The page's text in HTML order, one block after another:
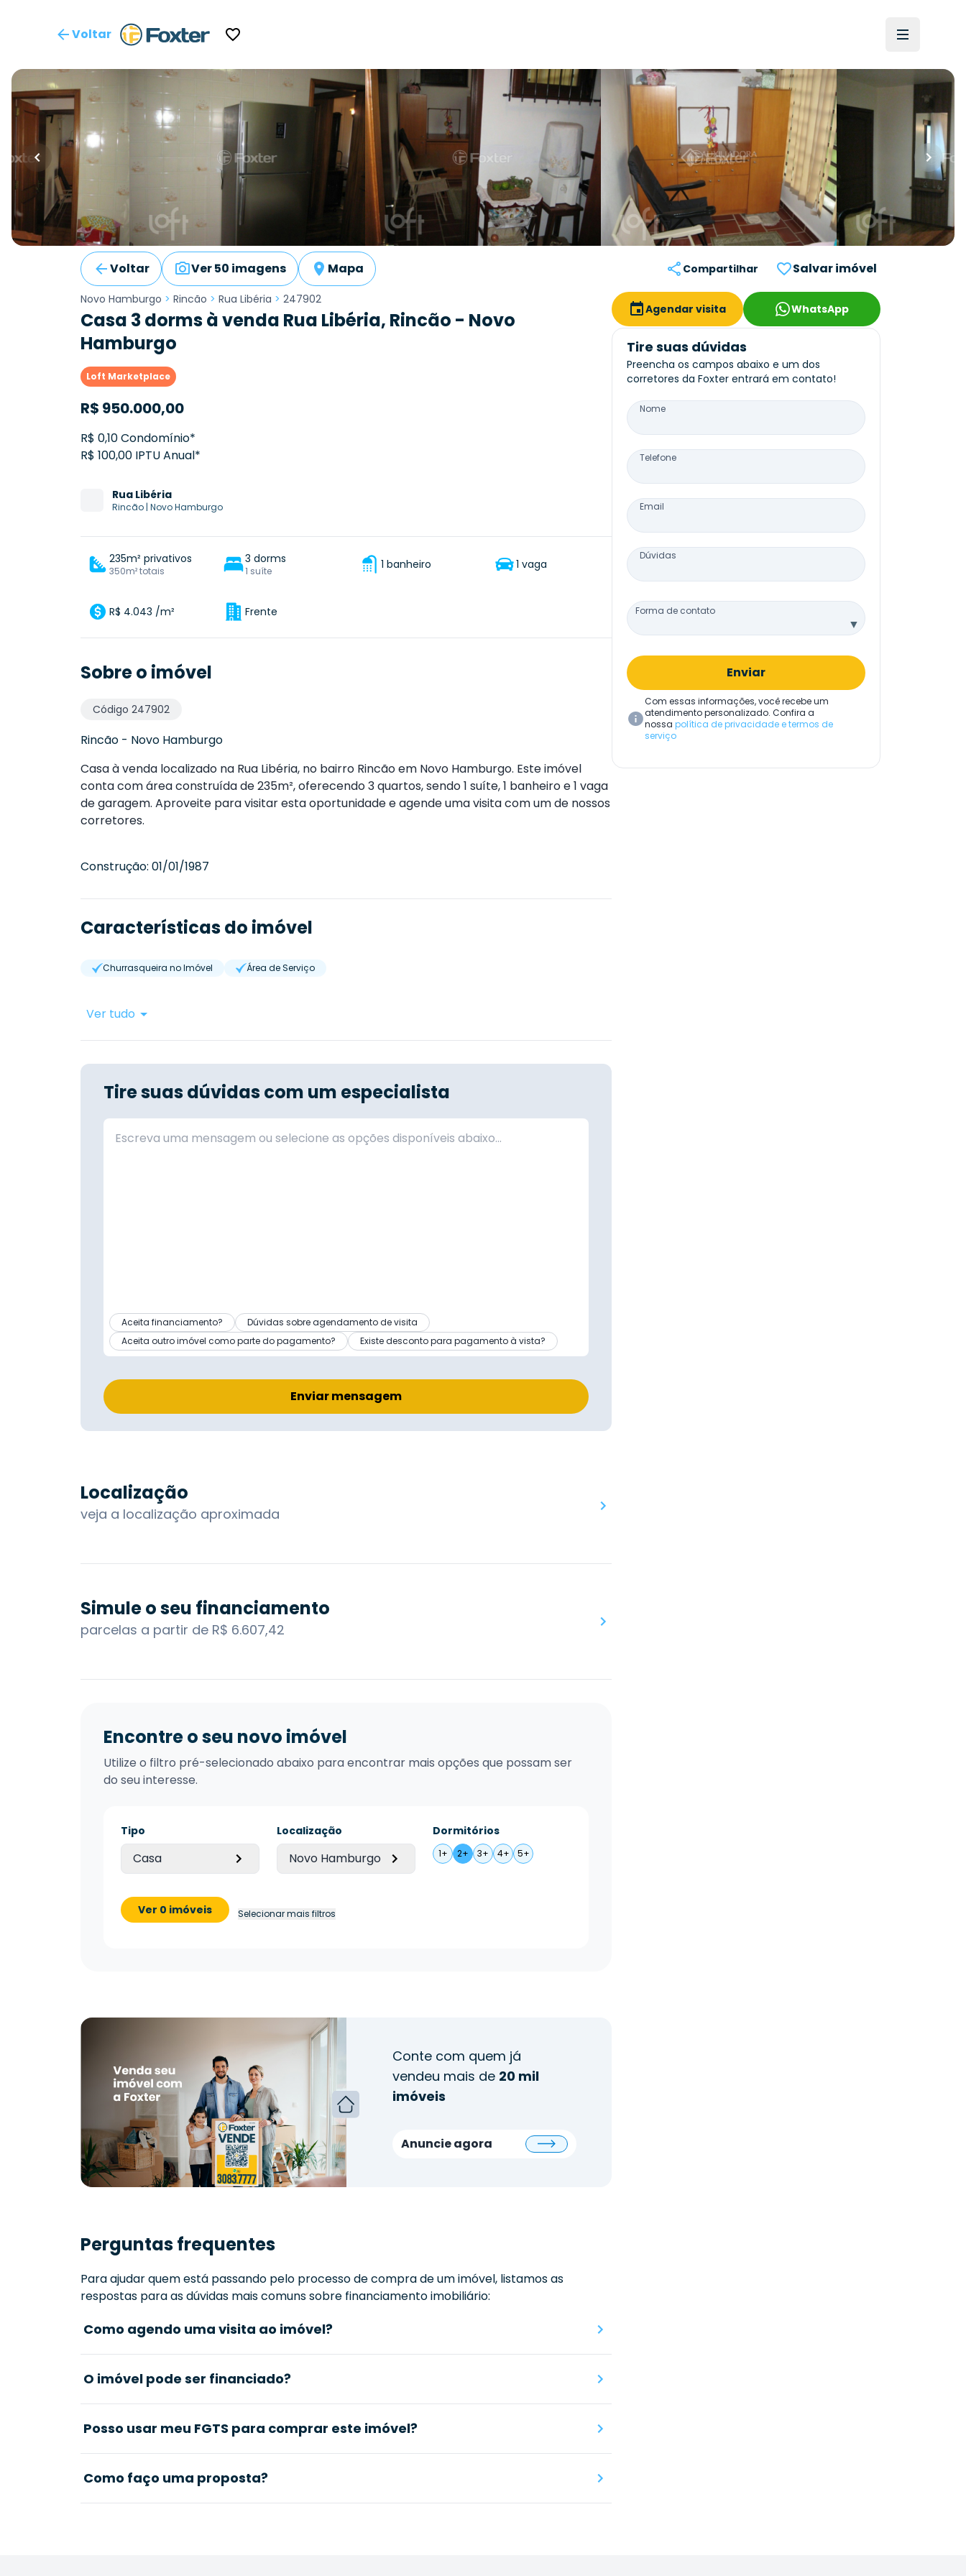
Voltar
Voltar Ver 50 imagens Mapa Compartilhar Salvar imóvel
Novo Hamburgo > Rincão > Rua Libéria > 247902
Casa 3 dorms à venda Rua Libéria, Rincão - Novo
Hamburgo
Loft Marketplace
R$ 950.000,00
R$ 0,10 Condomínio*
R$ 100,00 IPTU Anual*
Rua Libéria
Rincão | Novo Hamburgo
235m² privativos
350m² totais
3 dorms
1 suíte 1 banheiro 1 vaga
R$ 4.043 /m² Frente
Sobre o imóvel
Código 247902
Rincão - Novo Hamburgo
Casa à venda localizado na Rua Libéria, no bairro Rincão em Novo Hamburgo. Este imóvel
conta com área construída de 235m², oferecendo 3 quartos, sendo 1 suíte, 1 banheiro e 1 vaga
de garagem. Aproveite para visitar esta oportunidade e agende uma visita com um de nossos
corretores.
Construção: 01/01/1987
Características do imóvel
Churrasqueira no Imóvel Área de Serviço
Ver tudo
Tire suas dúvidas com um especialista
Aceita financiamento?
Dúvidas sobre agendamento de visita
Aceita outro imóvel como parte do pagamento?
Existe desconto para pagamento à vista?
Enviar mensagem
Localização
veja a localização aproximada
Simule o seu financiamento
parcelas a partir de R$ 6.607,42
Encontre o seu novo imóvel
Utilize o filtro pré-selecionado abaixo para encontrar mais opções que possam ser
do seu interesse.
Tipo
Casa
Localização
Novo Hamburgo
Dormitórios
1+ 2+ 3+ 4+ 5+
Ver 0 imóveis Selecionar mais filtros
Conte com quem já
vendeu mais de 20 mil
imóveis
Anuncie agora
Perguntas frequentes
Para ajudar quem está passando pelo processo de compra de um imóvel, listamos as
respostas para as dúvidas mais comuns sobre financiamento imobiliário:
Como agendo uma visita ao imóvel?
O imóvel pode ser financiado?
Posso usar meu FGTS para comprar este imóvel?
Como faço uma proposta?
Agendar visita WhatsApp
Tire suas dúvidas
Preencha os campos abaixo e um dos
corretores da Foxter entrará em contato!
Nome
Telefone
Email
Dúvidas
Forma de contato
▼
Enviar
Com essas informações, você recebe um
atendimento personalizado. Confira a
nossa política de privacidade e termos de
serviço